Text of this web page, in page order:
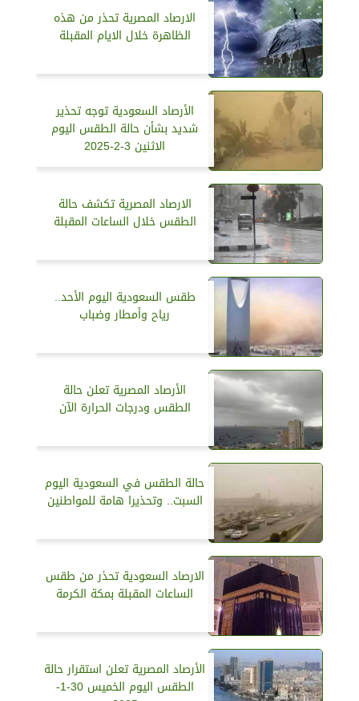
الارصاد المصرية تحذر من هذه
الظاهرة خلال الايام المقبلة
الأرصاد السعودية توجه تحذير
شديد بشأن حالة الطقس اليوم
الاثنين 3-2-2025
الارصاد المصرية تكشف حالة
الطقس خلال الساعات المقبلة
طقس السعودية اليوم الأحد..
رياح وأمطار وضباب
الأرصاد المصرية تعلن حالة
الطقس ودرجات الحرارة الآن
حالة الطقس في السعودية اليوم
السبت.. وتحذيرا هامة للمواطنين
الارصاد السعودية تحذر من طقس
الساعات المقبلة بمكة الكرمة
الأرصاد المصرية تعلن استقرار حالة
الطقس اليوم الخميس 30-1-